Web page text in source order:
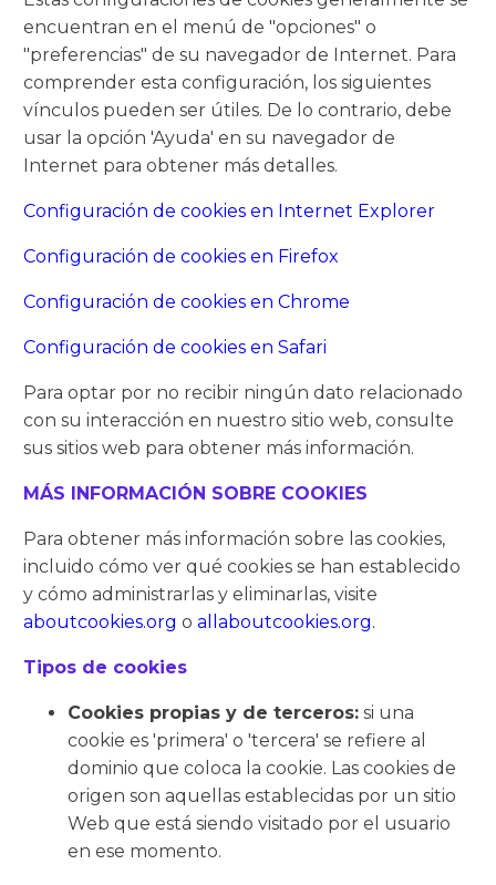
encuentran en el menú de "opciones" o
"preferencias" de su navegador de Internet. Para
comprender esta configuración, los siguientes
vínculos pueden ser útiles. De lo contrario, debe
usar la opción 'Ayuda' en su navegador de
Internet para obtener más detalles.
Configuración de cookies en Internet Explorer
Configuración de cookies en Firefox
Configuración de cookies en Chrome
Configuración de cookies en Safari
Para optar por no recibir ningún dato relacionado
con su interacción en nuestro sitio web, consulte
sus sitios web para obtener más información.
MÁS INFORMACIÓN SOBRE COOKIES
Para obtener más información sobre las cookies,
incluido cómo ver qué cookies se han establecido
y cómo administrarlas y eliminarlas, visite
aboutcookies.org o allaboutcookies.org.
Tipos de cookies
Cookies propias y de terceros: si una
cookie es 'primera' o 'tercera' se refiere al
dominio que coloca la cookie. Las cookies de
origen son aquellas establecidas por un sitio
Web que está siendo visitado por el usuario
en ese momento.